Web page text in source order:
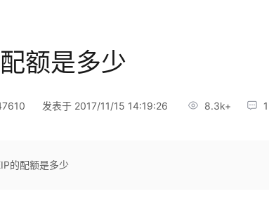
额是多少
发表于 2017/11/15 14:19:26 8.3k+ 1
的配额是多少